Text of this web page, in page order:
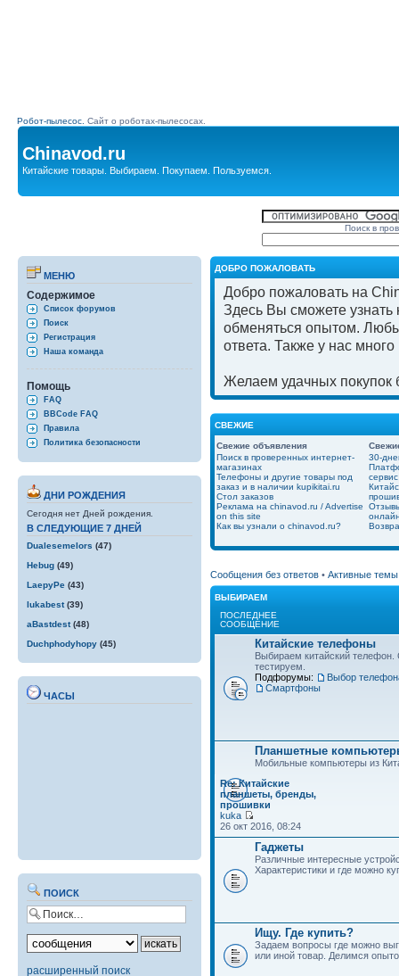
Робот-пылесос. Сайт о роботах-пылесосах.
Chinavod.ru
Китайские товары. Выбираем. Покупаем. Пользуемся.
Поиск в
МЕНЮ
Содержимое
Список форумов
Поиск
Регистрация
Наша команда
Помощь
FAQ
BBCode FAQ
Правила
Политика безопасности
ДНИ РОЖДЕНИЯ
Сегодня нет Дней рождения.
В СЛЕДУЮЩИЕ 7 ДНЕЙ
Dualesemelors (47)
Hebug (49)
LaepyPe (43)
lukabest(39)
aBastdest(48)
Duchphodyhopy (45)
ЧАСЫ
ПОИСК
расширенный поиск
ДОБРО ПОЖАЛОВАТЬ
Добро пожаловать на
Здесь Вы сможете узнать
обменяться опытом.
ответа. Также у нас
Желаем удачных покупок
СВЕЖИЕ
Свежие объявления
Поиск в проверенных интернет-
магазинах
Телефоны и другие товары под
заказ и в наличии kupikitai.ru
Стол заказов
Реклама на chinavod.ru / Advertise
on this site
Как вы узнали о chinavod.ru?
30-
Сообщения без ответов • Активные темы
ВЫБИРАЕМ
ПОСЛЕДНЕЕ
СООБЩЕНИЕ
Китайские телефоны
Выбираем китайский телефон.
тестируем.
Подфорумы:
Выбор
Смартфоны
Планшетные
Мобильные компьютеры из
Re: Китайские
планшеты, бренды,
прошивки
kuka
26 окт 2016, 08:24
Гаджеты
Различные интересные
Характеристики и где можно
Ищу. Где купить?
Задаем вопросы где можно
или иной товар. Делимся